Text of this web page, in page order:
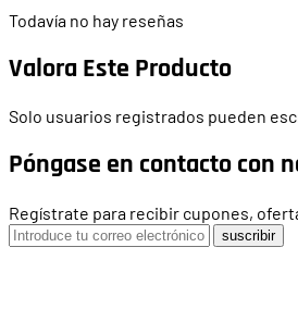
Todavía no hay reseñas
Valora Este Producto
Solo usuarios registrados pueden
Póngase en contacto con
Regístrate para recibir cupones,
suscribir